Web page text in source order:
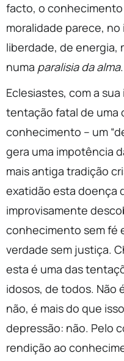
facto, o
moralidade parece,
liberdade, de energia,
numa paralisia da alma.
Eclesiastes, com a
tentação fatal de uma
conhecimento – um
gera uma impotência
mais antiga tradição
exatidão esta doença
improvisamente
conhecimento sem fé
verdade sem justiça.
esta é uma das
idosos, de todos. Não
não, é mais do que
depressão: não. Pelo
rendição ao